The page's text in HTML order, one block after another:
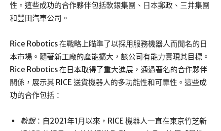
性。這些成功的合作夥伴包括軟銀集團、日本郵政、三井集團
和豐田汽車公司。
Rice Robotics 在戰略上瞄準了以採用服務機器人而聞名的日
本市場。隨著新工廠的產能擴大，該公司有能力實現其目標。
Rice Robotics 在日本取得了重大進展，通過著名的合作夥伴
關係，展示其 RICE 送貨機器人的多功能性和可靠性。這些成
功的合作包括：
軟銀：自2021年1月以來，RICE 機器人一直在東京竹芝新